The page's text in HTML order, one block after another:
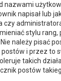
nazwami
napisał lub
czy
stylu rang,
należy pisać
i przez to
takich
postów